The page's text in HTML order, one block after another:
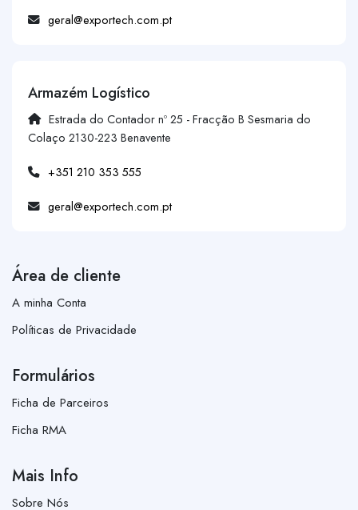
geral@exportech.com.pt
Armazém Logístico
Estrada do Contador nº 25 - Fracção B Sesmaria do
Colaço 2130-223 Benavente
+351 210 353 555
geral@exportech.com.pt
Área de cliente
A minha Conta
Políticas de Privacidade
Formulários
Ficha de Parceiros
Ficha RMA
Mais Info
Sobre Nós